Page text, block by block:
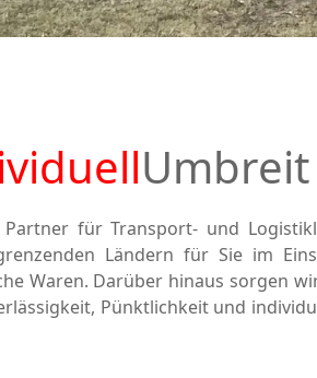
für Transport- und
Ländern für Sie im
Waren. Darüber hinaus sorgen
Pünktlichkeit und